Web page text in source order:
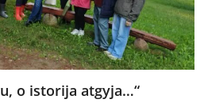
o istorija atgyja…“